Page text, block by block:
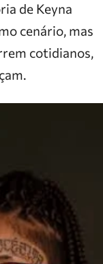
de Keyna
cenário, mas
cotidianos,